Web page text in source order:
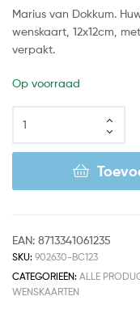
Marius van Dokkum.
wenskaart, 12x12cm,
verpakt.
Op voorraad
EAN: 8713341061235
SKU: 902630-BC123
CATEGORIEËN: ALLE
WENSKAARTEN